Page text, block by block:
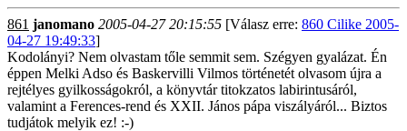
861 janomano 2005-04-27 20:15:55 [Válasz erre: 860 Cilike 2005-
04-27 19:49:33]
Kodolányi? Nem olvastam tőle semmit sem. Szégyen gyalázat. Én
éppen Melki Adso és Baskervilli Vilmos történetét olvasom újra a
rejtélyes gyilkosságokról, a könyvtár titokzatos labirintusáról,
valamint a Ferences-rend és XXII. János pápa viszályáról... Biztos
tudjátok melyik ez! :-)